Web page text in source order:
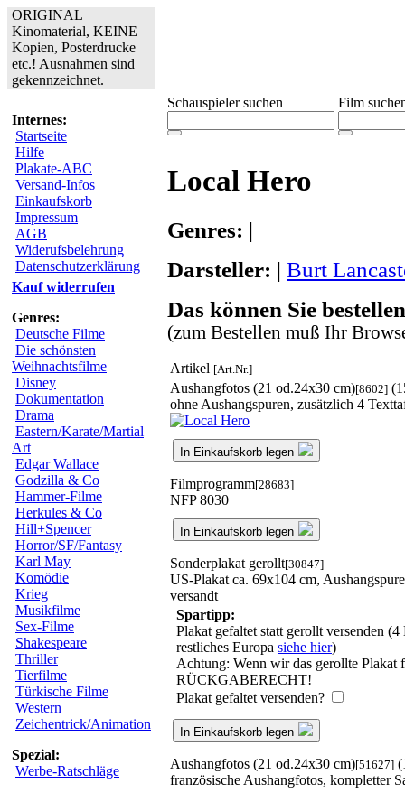
ORIGINAL
Kinomaterial, KEINE
Kopien, Posterdrucke
etc.! Ausnahmen sind
gekennzeichnet.
Internes:
Startseite
Hilfe
Plakate-ABC
Versand-Infos
Einkaufskorb
Impressum
AGB
Widerufsbelehrung
Datenschutzerklärung
Kauf widerrufen
Genres:
Deutsche Filme
Die schönsten
Weihnachtsfilme
Disney
Dokumentation
Drama
Eastern/Karate/Martial
Art
Edgar Wallace
Godzilla & Co
Hammer-Filme
Herkules & Co
Hill+Spencer
Horror/SF/Fantasy
Karl May
Komödie
Krieg
Musikfilme
Sex-Filme
Shakespeare
Thriller
Tierfilme
Türkische Filme
Western
Zeichentrick/Animation
Spezial:
Werbe-Ratschläge
Schauspieler suchen Film
Local Hero
Genres: |
Darsteller: | Burt
Das können Sie
(zum Bestellen muß Ihr
Artikel [Art.Nr.]
Aushangfotos (21 od.24x30 cm)[8602]
ohne Aushangspuren, zusätzlich 4
In Einkaufskorb legen
Filmprogramm[28683]
NFP 8030
In Einkaufskorb legen
Sonderplakat gerollt[30847]
US-Plakat ca. 69x104 cm,
versandt
Spartipp:
Plakat gefaltet statt gerollt versenden
restliches Europa siehe hier)
Achtung: Wenn wir das gerollte Plakat
RÜCKGABERECHT!
Plakat gefaltet versenden?
In Einkaufskorb legen
Aushangfotos (21 od.24x30 cm)[51627]
französische Aushangfotos, kompletter